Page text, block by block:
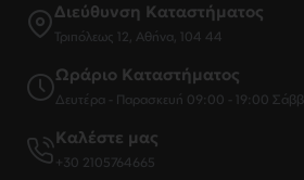
Διεύθυνση Καταστήματος
Τριπόλεως 12, Αθήνα, 104 44
Ωράριο Καταστήματος
Δευτέρα - Παρασκευή 09:00 - 19:00
Καλέστε μας
+30 2105764665